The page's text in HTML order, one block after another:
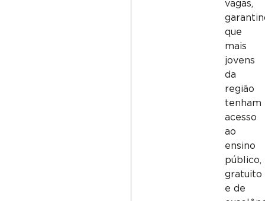
vagas,
que
mais
jovens
da
região
tenham
acesso
ao
ensino
público,
gratuito
e de